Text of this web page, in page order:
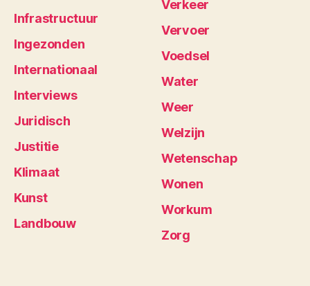
Infrastructuur
Ingezonden
Internationaal
Interviews
Juridisch
Justitie
Klimaat
Kunst
Landbouw
Verkeer
Vervoer
Voedsel
Water
Weer
Welzijn
Wetenschap
Wonen
Workum
Zorg